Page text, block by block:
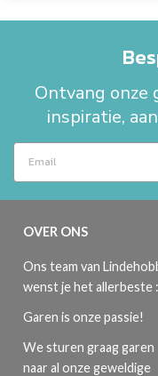
Ontvang onze
inspiratie,
OVER ONS
Ons team van
wenst je het allerbeste
Garen is onze passie!
We sturen graag garen
naar al onze geweldige